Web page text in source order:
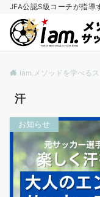
JFA公認S級コーチが指導
Iam.メソッドを学べる
汗
お知らせ